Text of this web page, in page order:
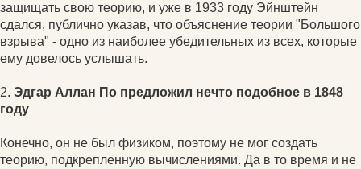
защищать свою теорию, и уже в 1933 году Эйнштейн
сдался, публично указав, что объяснение теории "Большого
взрыва" - одно из наиболее убедительных из всех, которые
ему довелось услышать.
2. Эдгар Аллан По предложил нечто подобное в 1848
году
Конечно, он не был физиком, поэтому не мог создать
теорию, подкрепленную вычислениями. Да в то время и не